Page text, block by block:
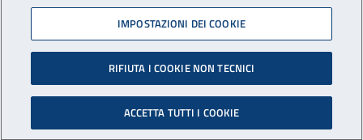
Corso di aggiornamento -
La certificazione medica in
ambito Inail
IMPOSTAZIONI DEI COOKIE
RIFIUTA I COOKIE NON TECNICI
ACCETTA TUTTI I COOKIE